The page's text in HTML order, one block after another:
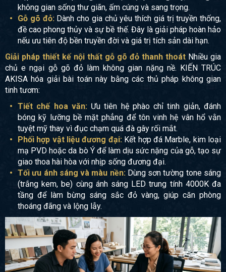
không gian sống thư giãn, ấm cúng và sang trọng.
Gỗ gõ đỏ:Dành cho gia chủ yêu thích giá trị truyền thống,
đề cao phong thủy và sự bề thế. Đây là giải pháp hoàn hảo
nếu ưu tiên độ bền truyền đời và giá trị tích sản dài hạn.
Giải pháp thiết kế nội thất gỗ gõ đỏ thanh thoát Nhiều gia
chủ e ngại gỗ gõ đỏ làm không gian nặng nề. KIẾN TRÚC
AKISA hóa giải bài toán này bằng các thủ pháp không gian
tinh tươm:
Tiết chế hoa văn:Ưu tiên hệ phào chỉ tinh giản, đánh
bóng kỹ lưỡng bề mặt phẳng để tôn vinh hệ vân hổ vằn
tuyệt mỹ thay vì đục chạm quá đà gây rối mắt.
Phối hợp vật liệu đương đại: Kết hợp đá Marble, kim loại
mạ PVD hoặc da bò Ý để làm dịu sức nặng của gỗ, tạo sự
giao thoa hài hòa với nhịp sống đương đại.
Tối ưu ánh sáng và màu nền:Dùng sơn tường tone sáng
(trắng kem, be) cùng ánh sáng LED trung tính 4000K đa
tầng để làm bừng sáng sắc đỏ vàng, giúp căn phòng
thoáng đãng và lộng lẫy.